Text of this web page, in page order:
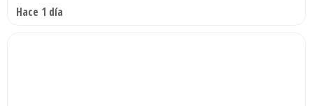
Hace 1 día